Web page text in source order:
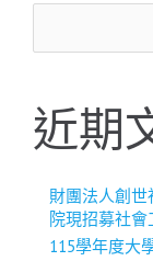
近期
財團法人創
院現招募社會
115學年度大